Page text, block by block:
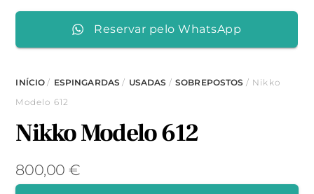
Reservar pelo WhatsApp
INÍCIO/ ESPINGARDAS / USADAS /SOBREPOSTOS / Nikko
Modelo 612
Nikko Modelo 612
800,00 €